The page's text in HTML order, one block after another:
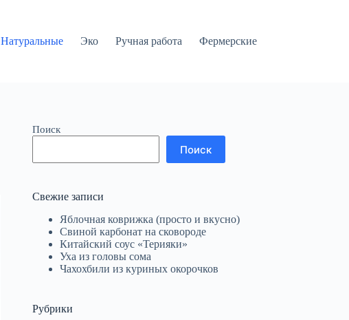
Натуральные Эко Ручная работа Фермерские
Поиск
Поиск
Свежие записи
Яблочная коврижка (просто и вкусно)
Свиной карбонат на сковороде
Китайский соус «Терияки»
Уха из головы сома
Чахохбили из куриных окорочков
Рубрики